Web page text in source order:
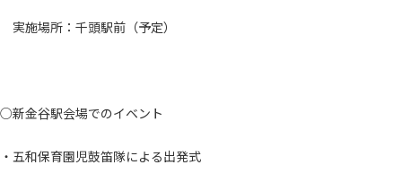
実施場所：千頭駅前（予定）
○新金谷駅会場でのイベント
・五和保育園児鼓笛隊による出発式